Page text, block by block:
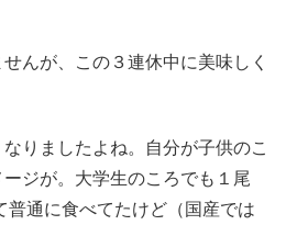
んが、この３連休中に美味しく
りましたよね。自分が子供のこ
ジが。大学生のころでも１尾
普通に食べてたけど（国産では